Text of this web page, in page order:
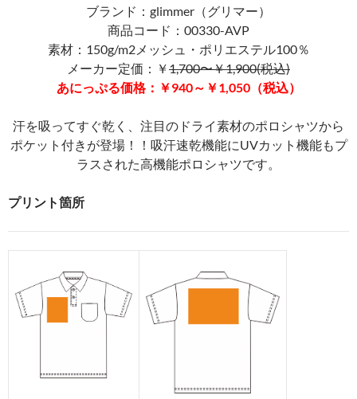
ブランド：glimmer（グリマー）
商品コード：00330-AVP
素材：150g/m2メッシュ・ポリエステル100％
メーカー定価：￥1,700〜￥1,900(税込)
あにっぷる価格：￥940～￥1,050（税込）
汗を吸ってすぐ乾く、注目のドライ素材のポロシャツから
ポケット付きが登場！！吸汗速乾機能にUVカット機能もプ
ラスされた高機能ポロシャツです。
プリント箇所